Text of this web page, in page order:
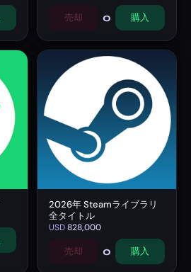
売却 0 購入
2026年 Steamライブラリ
全タイトル
USD828,000
売却 0 購入